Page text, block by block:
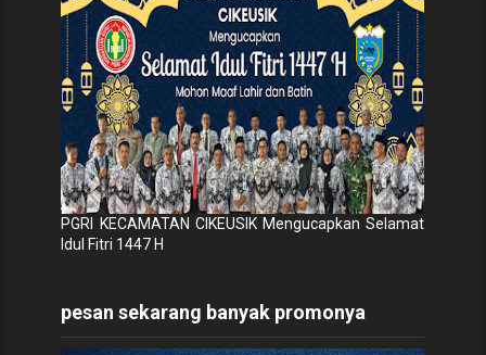
PGRI KECAMATAN CIKEUSIK Mengucapkan Selamat
Idul Fitri 1447 H
pesan sekarang banyak promonya